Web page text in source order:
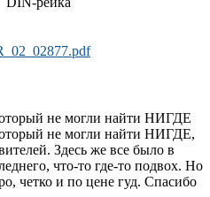
не могли найти НИГДЕ
не могли найти НИГДЕ,
Здесь же все было в
что-то где-то подвох. Но
четко и по цене гуд. Спасибо